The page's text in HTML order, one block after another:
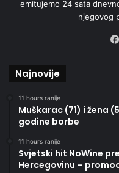
emitujemo 24 sata
njegovog
Najnovije
11 hours ranije
Muškarac (71) i žena
godine borbe
11 hours ranije
Svjetski hit NoWine
Hercegovinu –